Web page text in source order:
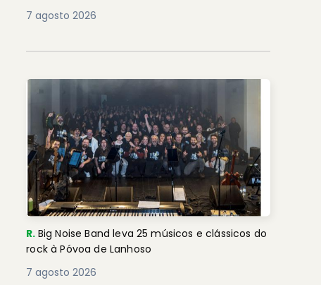
7 agosto 2026
R. Big Noise Band leva 25 músicos e clássicos do
rock à Póvoa de Lanhoso
7 agosto 2026